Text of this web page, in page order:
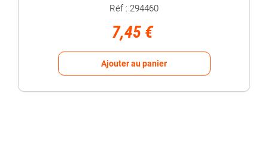
Réf : 294460
7,45 €
Ajouter au panier